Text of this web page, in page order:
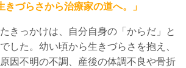
きづらさから治療家の道へ。」
きっかけは、自分自身の「からだ」と
した。幼い頃から生きづらさを抱え、
因不明の不調、産後の体調不良や骨折